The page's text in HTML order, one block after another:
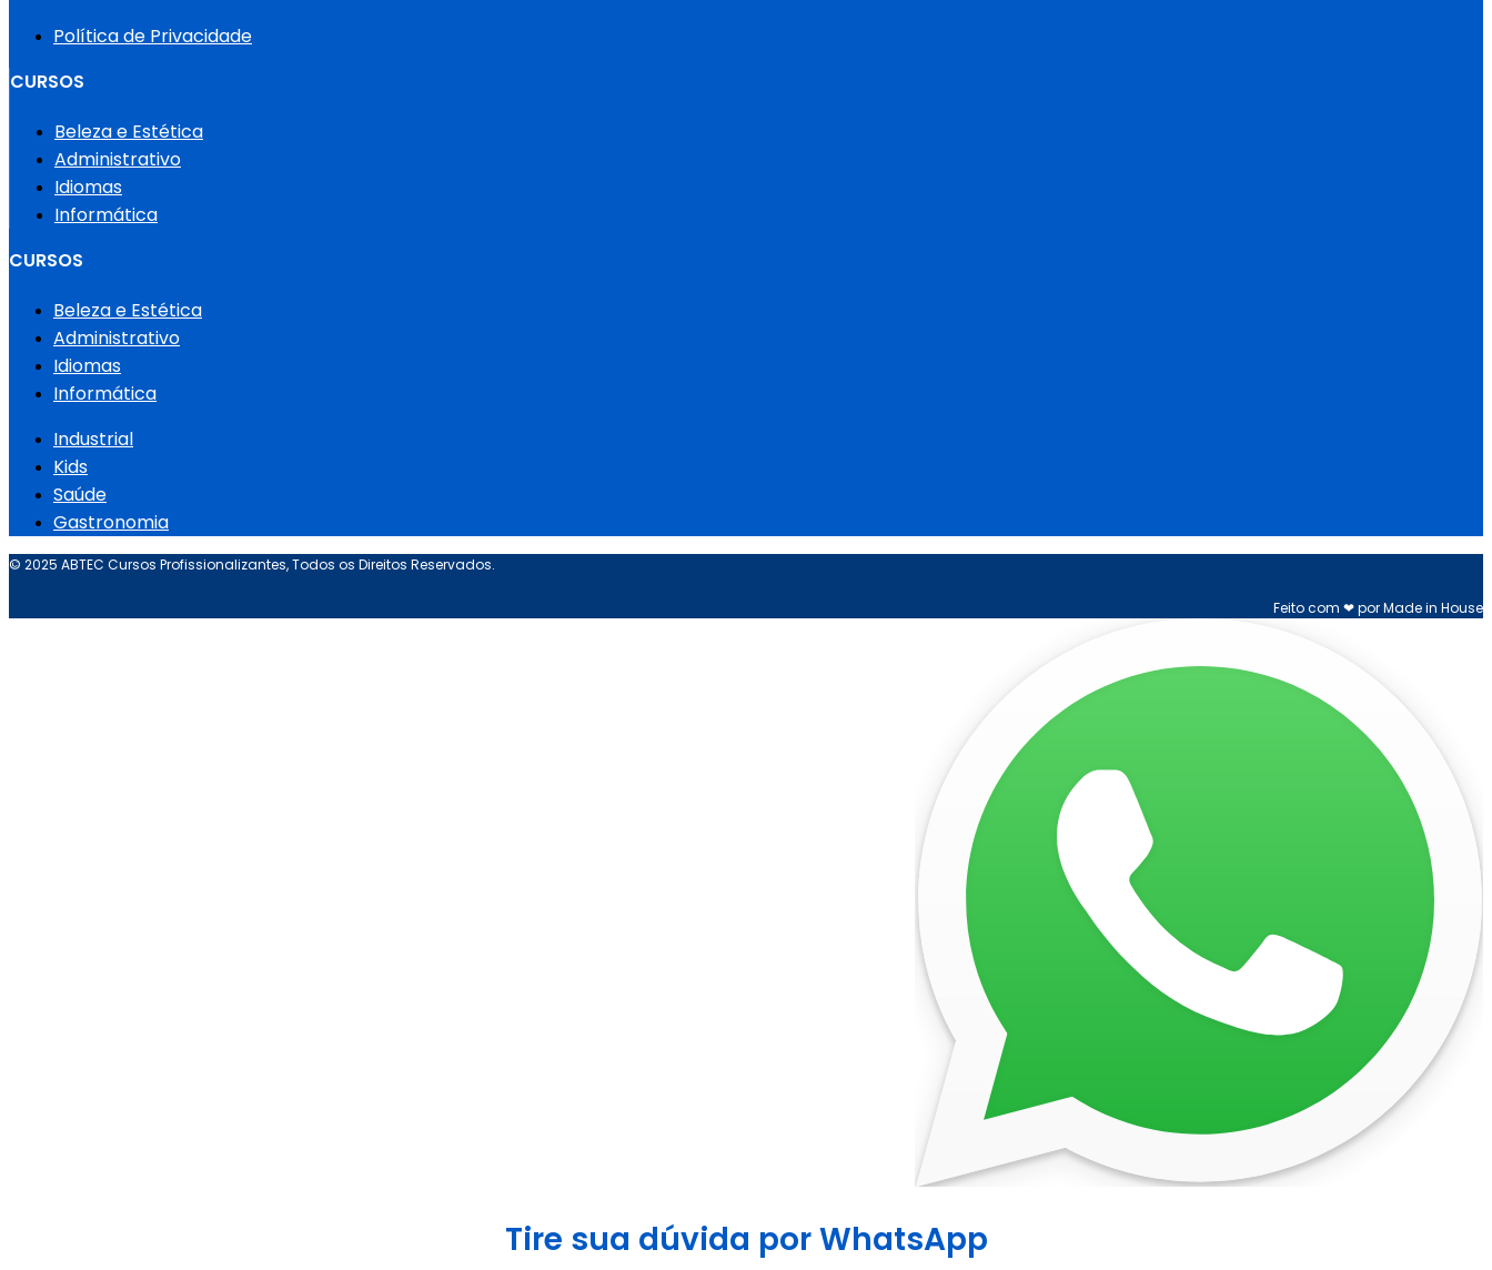
Política de Privacidade
CURSOS
Beleza e Estética
Administrativo
Idiomas
Informática
CURSOS
Beleza e Estética
Administrativo
Idiomas
Informática
Industrial
Kids
Saúde
Gastronomia
© 2025 ABTEC Cursos Profissionalizantes, Todos os Direitos Reservados.
Feito com ❤ por Made in House
Tire sua dúvida por WhatsApp